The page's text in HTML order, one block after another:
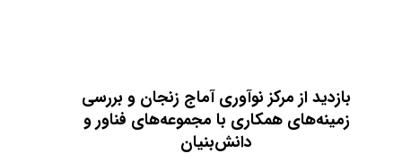
بازدید از مرکز نوآوری آماج زنجان و بررسی
زمینه‌های همکاری با مجموعه‌های فناور و
دانش‌بنیان